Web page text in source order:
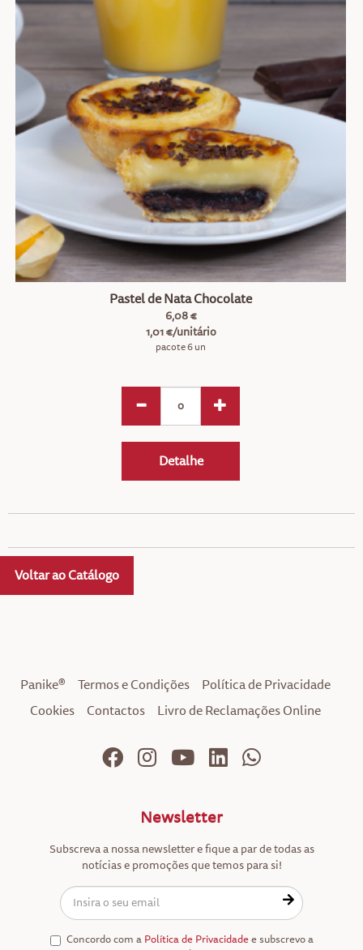
Pastel de Nata Chocolate
6,08 €
1,01 €/unitário
pacote 6 un
Detalhe
Voltar ao Catálogo
Panike® Termos e Condições
Política de Privacidade
Cookies
Contactos Livro de Reclamações Online
Newsletter
Subscreva a nossa newsletter e fique a par de todas as
notícias e promoções que temos para si!
Concordo com a Política de Privacidadee subscrevo a